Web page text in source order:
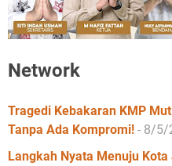
Network
Tragedi Kebakaran KMP
Tanpa Ada Kompromi! - 8/5/
Langkah Nyata Menuju